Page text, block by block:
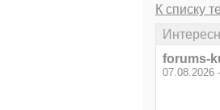
К списку
forums-
07.08.2026